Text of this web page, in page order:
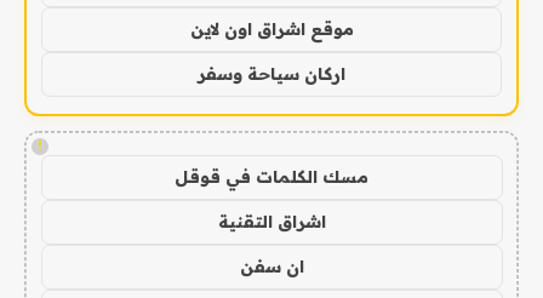
موقع اشراق اون لاين
اركان سياحة وسفر
!
مسك الكلمات في قوقل
اشراق التقنية
ان سفن